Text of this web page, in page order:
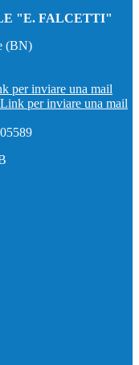
"E. FALCETTI"
(BN)
per inviare una mail
Link per inviare una mail